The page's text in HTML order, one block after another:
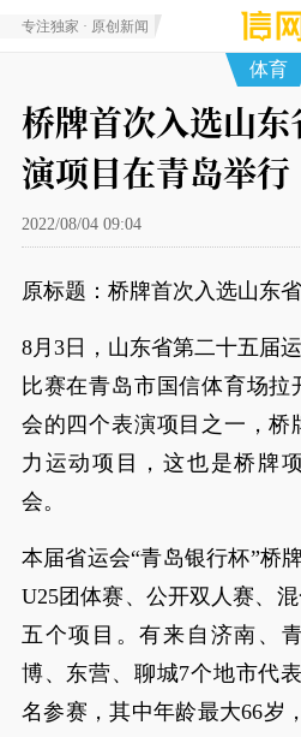
专注独家 · 原创新闻
体育
桥牌首次入选山
演项目在青岛举行
2022/08/04 09:04
原标题：桥牌首次入选山东
8月3日，山东省第二十五届
比赛在青岛市国信体育场
会的四个表演项目之一，桥
力运动项目，这也是桥牌
会。
本届省运会“青岛银行杯”桥
U25团体赛、公开双人赛、
五个项目。有来自济南、
博、东营、聊城7个地市代
名参赛，其中年龄最大66岁